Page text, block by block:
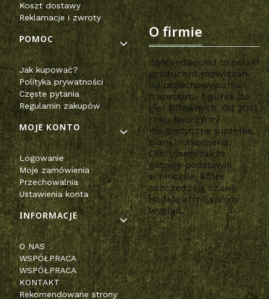
Koszt dostawy
Reklamacje i zwroty
POMOC
Jak kupować?
Polityka prywatności
Częste pytania
Regulamin zakupów
MOJE KONTO
Logowanie
Moje zamówienia
Przechowalnia
Ustawienia konta
INFORMACJE
O NAS
WSPÓŁPRACA
WSPÓŁPRACA
KONTAKT
Rekomendowane strony
O firmie
SafeandSound to polski
producent rozwiązań
do przechowywania i
transportu figurek do
gier bitewnych. Od 2011
roku tworzymy
magnetyczne pudełka,
pianki i akcesoria.
Oferujemy także
gotowe podstawki
sceniczne, które
oszczędzają czas i
nadają armii spójny
wygląd.